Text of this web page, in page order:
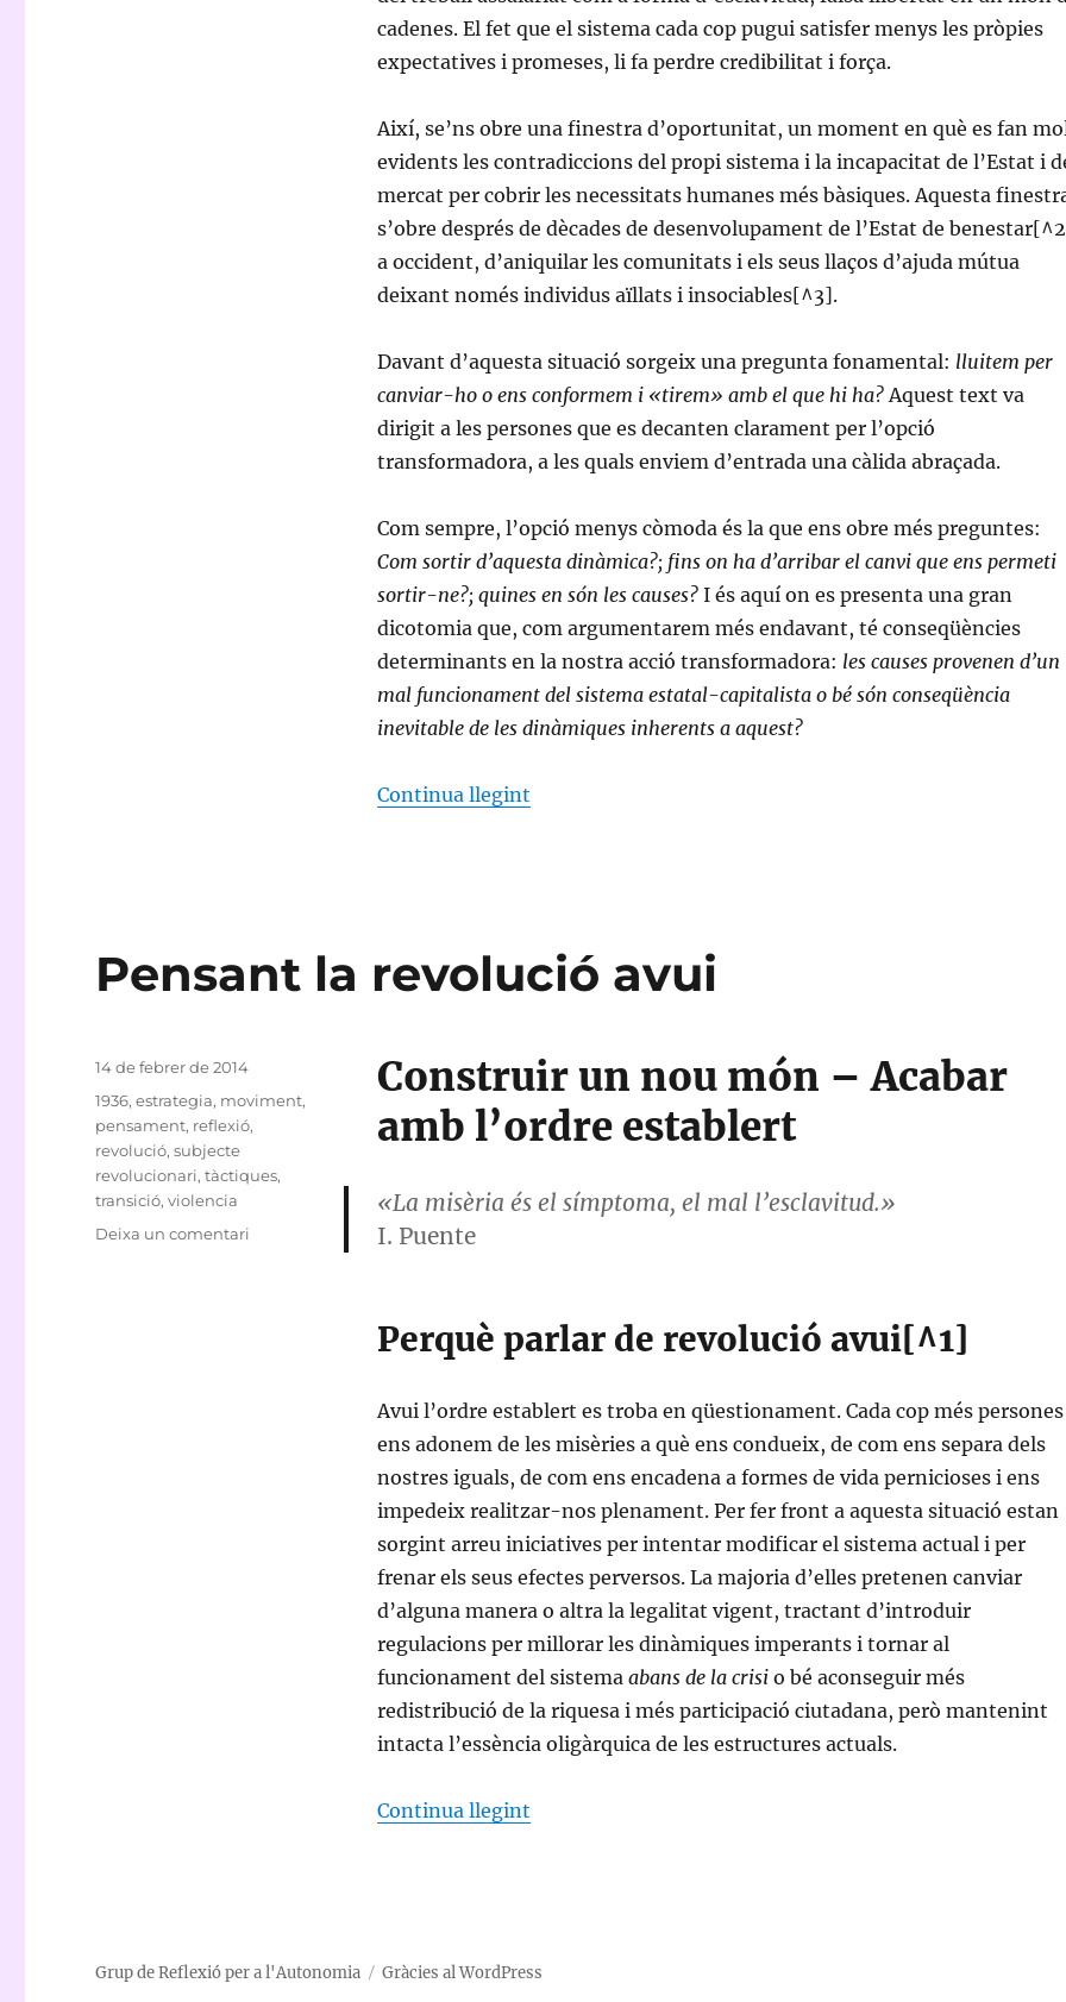
cadenes. El fet que el sistema cada cop pugui satisfer menys les pròpies
expectatives i promeses, li fa perdre credibilitat i força.
Així, se’ns obre una finestra d’oportunitat, un moment en què es fan
evidents les contradiccions del propi sistema i la incapacitat de l’Estat i
mercat per cobrir les necessitats humanes més bàsiques. Aquesta
s’obre després de dècades de desenvolupament de l’Estat de
a occident, d’aniquilar les comunitats i els seus llaços d’ajuda mútua
deixant només individus aïllats i insociables[^3].
Davant d’aquesta situació sorgeix una pregunta fonamental: lluitem per
canviar-ho o ens conformem i «tirem» amb el que hi ha?Aquest text va
dirigit a les persones que es decanten clarament per l’opció
transformadora, a les quals enviem d’entrada una càlida abraçada.
Com sempre, l’opció menys còmoda és la que ens obre més preguntes:
Com sortir d’aquesta dinàmica?; fins on ha d’arribar el canvi que ens permeti
sortir-ne?; quines en són les causes?I és aquí on es presenta una gran
dicotomia que, com argumentarem més endavant, té conseqüències
determinants en la nostra acció transformadora: les causes provenen d’un
mal funcionament del sistema estatal-capitalista o bé són conseqüència
inevitable de les dinàmiques inherents a aquest?
Continua llegint«Reforma o revolució?»
Pensant la revolució avui
Construir un nou món – Acabar
amb l’ordre establert
«La misèria és el símptoma, el mal l’esclavitud.»
I. Puente
Perquè parlar de revolució avui[^1]
Avui l’ordre establert es troba en qüestionament. Cada cop més persones
ens adonem de les misèries a què ens condueix, de com ens separa dels
nostres iguals, de com ens encadena a formes de vida pernicioses i ens
impedeix realitzar-nos plenament. Per fer front a aquesta situació estan
sorgint arreu iniciatives per intentar modificar el sistema actual i per
frenar els seus efectes perversos. La majoria d’elles pretenen canviar
d’alguna manera o altra la legalitat vigent, tractant d’introduir
regulacions per millorar les dinàmiques imperants i tornar al
funcionament del sistema abans de la crisio bé aconseguir més
redistribució de la riquesa i més participació ciutadana, però mantenint
intacta l’essència oligàrquica de les estructures actuals.
Continua llegint«Pensant la revolució avui»
Publicat
14 de febrer de 2014
Etiquetes
1936,estrategia, moviment,
pensament, reflexió,
revolució,subjecte
revolucionari,tàctiques,
transició,violencia
Deixa un comentari
Grup de Reflexió per a l'Autonomia Gràcies al WordPress